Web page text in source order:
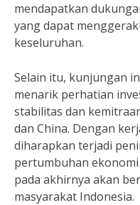
mendapatkan
yang dapat
keseluruhan.
Selain itu, kunjungan
menarik perhatian
stabilitas dan
dan China. Dengan
diharapkan terjadi
pertumbuhan
pada akhirnya akan
masyarakat Indonesia.